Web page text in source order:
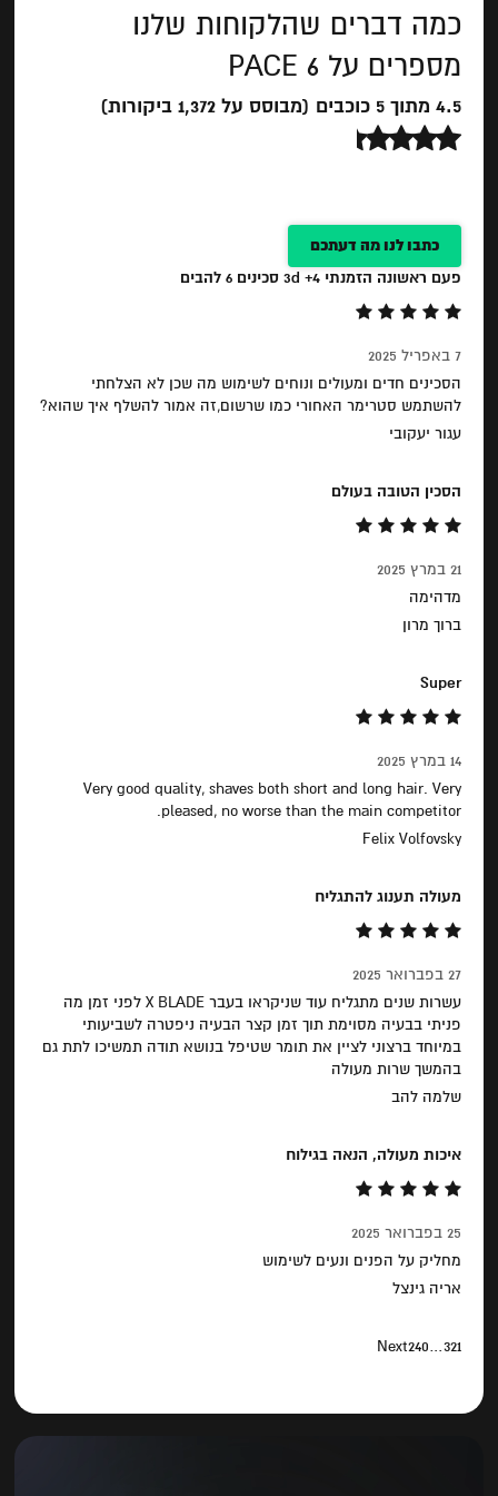
כמה דברים שהלקוחות שלנו
מספרים על PACE 6
4.5 מתוך 5 כוכבים (מבוסס על 1,372 ביקורות)
כתבו לנו מה דעתכם
פעם ראשונה הזמנתי 3d +4 סכינים 6 להבים
7 באפריל 2025
הסכינים חדים ומעולים ונוחים לשימוש מה שכן לא הצלחתי
להשתמש סטרימר האחורי כמו שרשום,זה אמור להשלף איך שהוא?
עגור יעקובי
הסכין הטובה בעולם
21 במרץ 2025
מדהימה
ברוך מרון
Super
14 במרץ 2025
Very good quality, shaves both short and long hair. Very
pleased, no worse than the main competitor.
Felix Volfovsky
מעולה תענוג להתגליח
27 בפברואר 2025
עשרות שנים מתגליח עוד שניקראו בעבר X BLADE לפני זמן מה
פניתי בבעיה מסוימת תוך זמן קצר הבעיה ניפטרה לשביעותי
במיוחד ברצוני לציין את תומר שטיפל בנושא תודה תמשיכו לתת גם
בהמשך שרות מעולה
שלמה להב
איכות מעולה, הנאה בגילוח
25 בפברואר 2025
מחליק על הפנים ונעים לשימוש
אריה גינצל
S
e
P
e
1
P
e
2
P
e
3
P
e
240
Next